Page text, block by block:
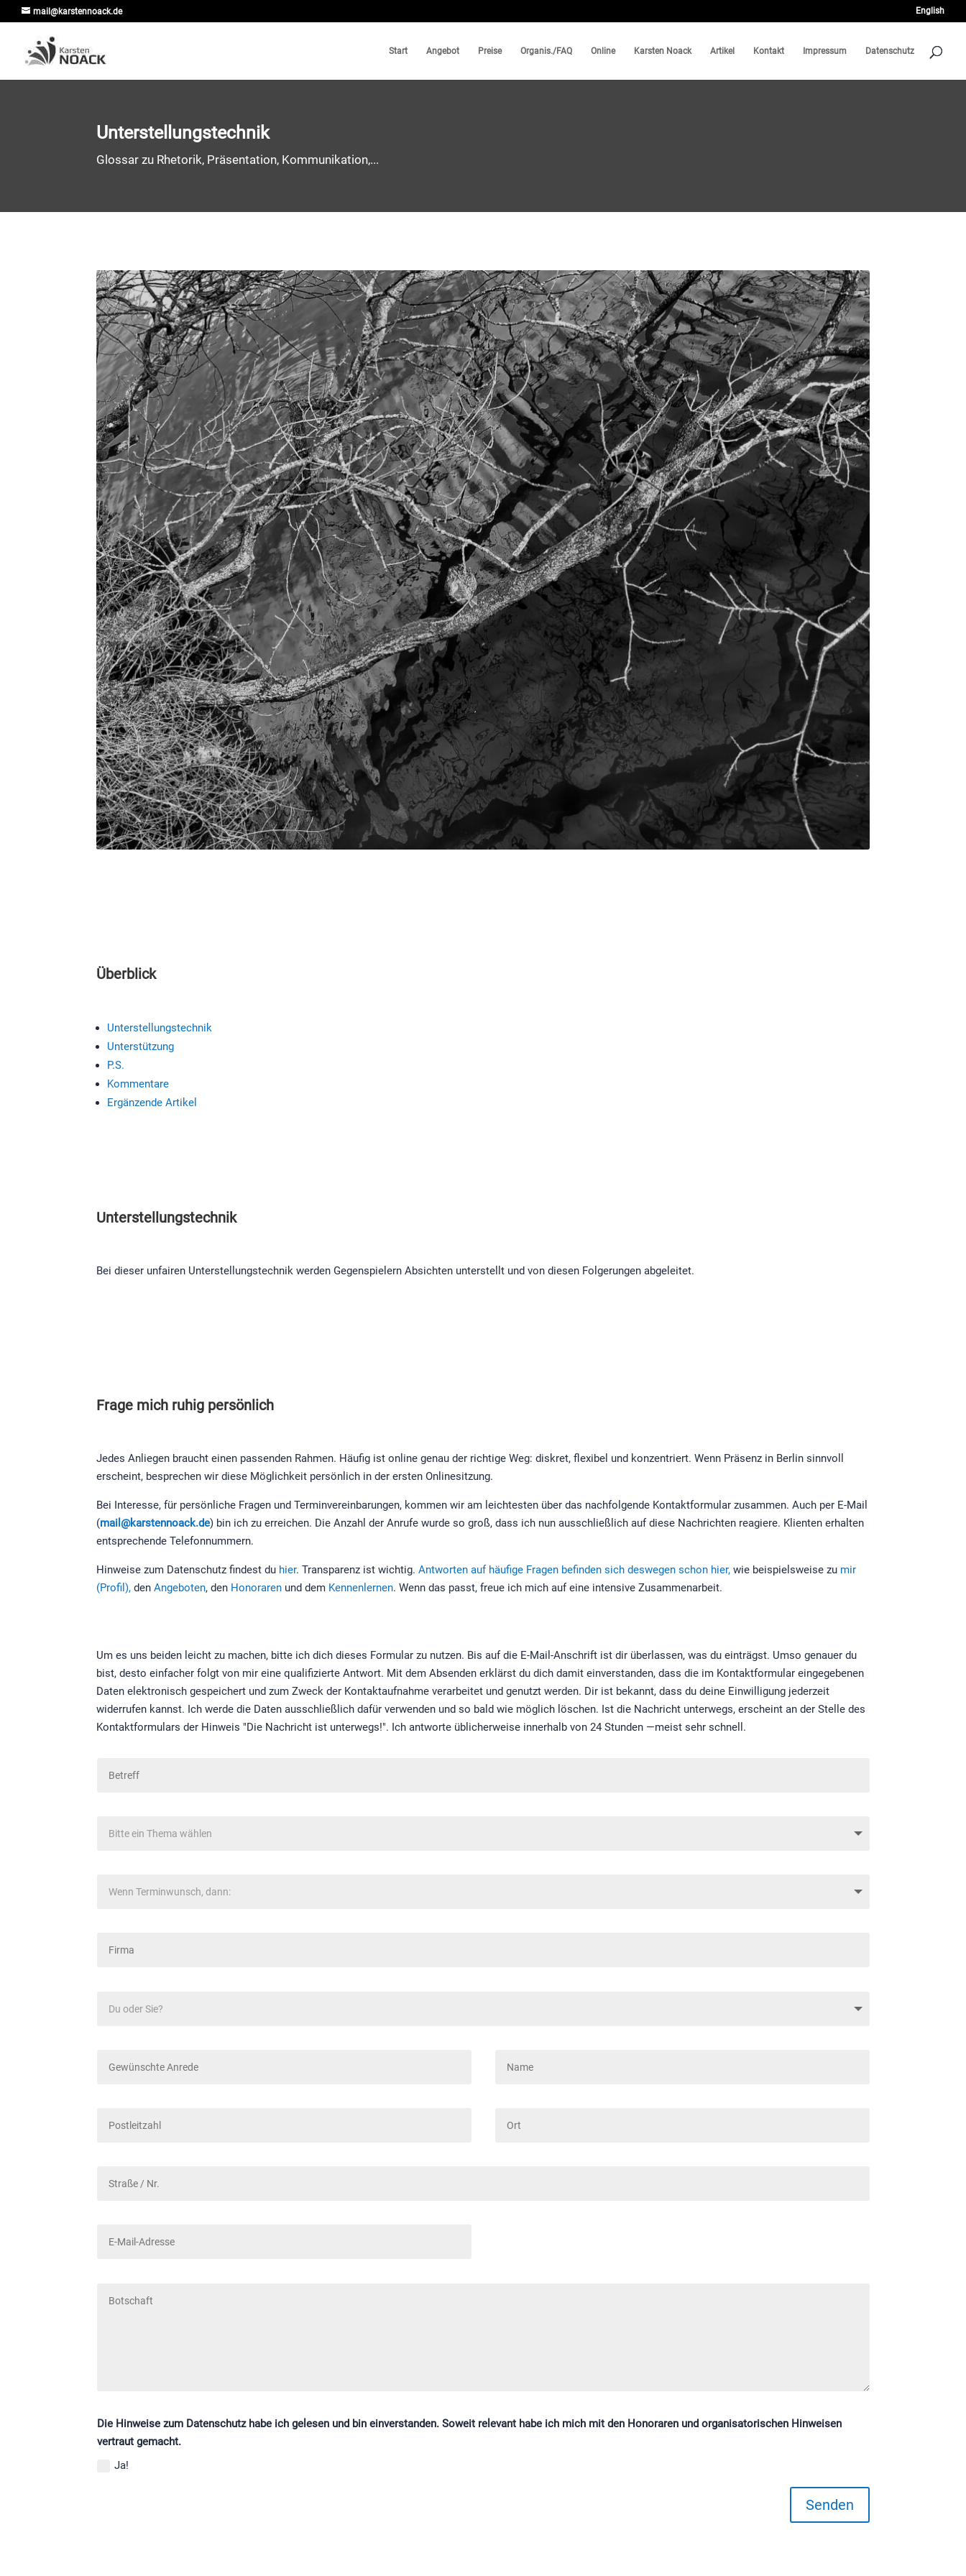
mail@karstennoack.de English
Start Angebot Preise Organis./FAQ Online Karsten Noack Artikel Kontakt Impressum Datenschutz
Unterstellungstechnik
Glossar zu Rhetorik, Präsentation, Kommunikation,...
Überblick
Unterstellungstechnik
Unterstützung
P.S.
Kommentare
Ergänzende Artikel
Unterstellungstechnik
Bei dieser unfairen Unterstellungstechnik werden Gegenspielern Absichten unterstellt und von diesen Folgerungen abgeleitet.
Frage mich ruhig persönlich
Jedes Anliegen braucht einen passenden Rahmen. Häufig ist online genau der richtige Weg: diskret, flexibel und konzentriert. Wenn Präsenz in Berlin sinnvoll
erscheint, besprechen wir diese Möglichkeit persönlich in der ersten Onlinesitzung.
Bei Interesse, für persönliche Fragen und Terminvereinbarungen, kommen wir am leichtesten über das nachfolgende Kontaktformular zusammen. Auch per E-Mail
(mail@karstennoack.de) bin ich zu erreichen. Die Anzahl der Anrufe wurde so groß, dass ich nun ausschließlich auf diese Nachrichten reagiere. Klienten erhalten
entsprechende Telefonnummern.
Hinweise zum Datenschutz findest du hier. Transparenz ist wichtig.Antworten auf häufige Fragen befinden sich deswegen schon hier, wie beispielsweise zu mir
(Profil), denAngeboten, den Honoraren und dem Kennenlernen. Wenn das passt, freue ich mich auf eine intensive Zusammenarbeit.
Um es uns beiden leicht zu machen, bitte ich dich dieses Formular zu nutzen. Bis auf die E-Mail-Anschrift ist dir überlassen, was du einträgst. Umso genauer du
bist, desto einfacher folgt von mir eine qualifizierte Antwort. Mit dem Absenden erklärst du dich damit einverstanden, dass die im Kontaktformular eingegebenen
Daten elektronisch gespeichert und zum Zweck der Kontaktaufnahme verarbeitet und genutzt werden. Dir ist bekannt, dass du deine Einwilligung jederzeit
widerrufen kannst. Ich werde die Daten ausschließlich dafür verwenden und so bald wie möglich löschen. Ist die Nachricht unterwegs, erscheint an der Stelle des
Kontaktformulars der Hinweis "Die Nachricht ist unterwegs!". Ich antworte üblicherweise innerhalb von 24 Stunden —meist sehr schnell.
Die Hinweise zum Datenschutz habe ich gelesen und bin einverstanden. Soweit relevant habe ich mich mit den Honoraren und organisatorischen Hinweisen
vertraut gemacht.
Ja!
Senden